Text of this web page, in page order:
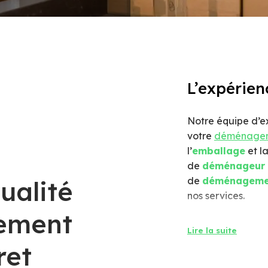
Notre équipe
votre
l’emballageet
de déménageur
de
nos services.
Lire la suite